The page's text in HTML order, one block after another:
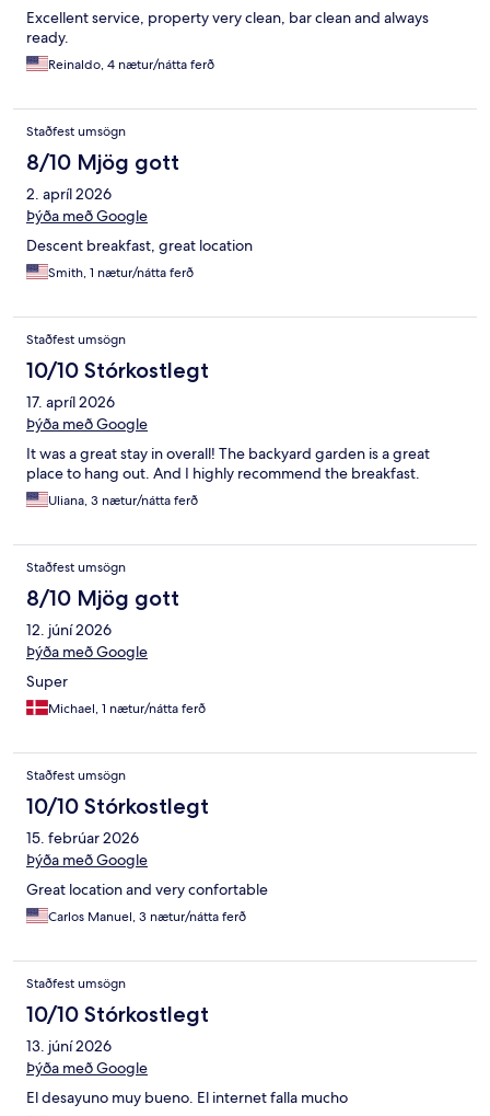
Excellent service, property very clean, bar clean and always
ready.
Reinaldo, 4 nætur/nátta ferð
Staðfest umsögn
8/10 Mjög gott
2. apríl 2026
Þýða með Google
Descent breakfast, great location
Smith, 1 nætur/nátta ferð
Staðfest umsögn
10/10 Stórkostlegt
17. apríl 2026
Þýða með Google
It was a great stay in overall! The backyard garden is a great
place to hang out. And I highly recommend the breakfast.
Uliana, 3 nætur/nátta ferð
Staðfest umsögn
8/10 Mjög gott
12. júní 2026
Þýða með Google
Super
Michael, 1 nætur/nátta ferð
Staðfest umsögn
10/10 Stórkostlegt
15. febrúar 2026
Þýða með Google
Great location and very confortable
Carlos Manuel, 3 nætur/nátta ferð
Staðfest umsögn
10/10 Stórkostlegt
13. júní 2026
Þýða með Google
El desayuno muy bueno. El internet falla mucho